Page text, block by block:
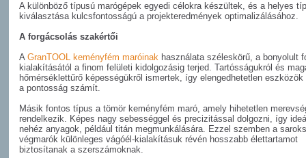
A különböző típusú marógépek egyedi célokra készültek, és a helyes
kiválasztása kulcsfontosságú a projekteredmények optimalizálásához.
A forgácsolás szakértői
A GranTOOL keményfém maróinak használata széleskörű, a bonyolult
kialakításától a finom felületi kidolgozásig terjed. Tartósságukról és
hőmérséklettűrő képességükről ismertek, így elengedhetetlen eszközök
a pontosság számít.
Másik fontos típus a tömör keményfém maró, amely hihetetlen
rendelkezik. Képes nagy sebességgel és precizitással dolgozni, így
nehéz anyagok, például titán megmunkálására. Ezzel szemben a
végmarók különleges vágóél-kialakításuk révén hosszabb élettartamot
biztosítanak a szerszámoknak.